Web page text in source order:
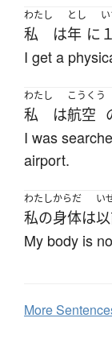
わたし
私 は
とし
年 に
I get a
わたし
私 は
こうくう
航空
I was
airport.
わたし
私の
からだ
身体は
い
My body is
MoreS